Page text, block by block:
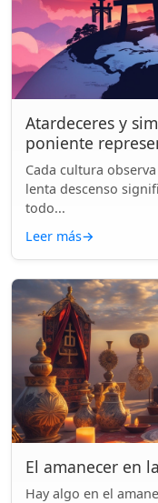
Atardeceres y
poniente
Cada cultura
lenta descenso
todo...
Leer más→
El amanecer en
Hay algo en el